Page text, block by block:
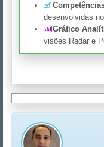
desenvolvidas
Gráfico
visões Radar e